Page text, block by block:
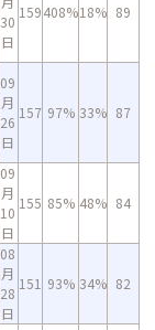
30
日
159408%18% 89
09
月
26
日
157 97% 33% 87
09
月
10
日
155 85% 48% 84
08
月
28
日
151 93% 34% 82